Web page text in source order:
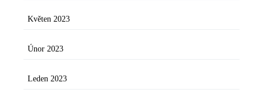
Květen 2023
Únor 2023
Leden 2023